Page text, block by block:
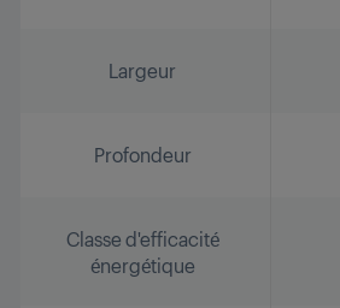
Largeur
Profondeur
Classe d'efficacité
énergétique